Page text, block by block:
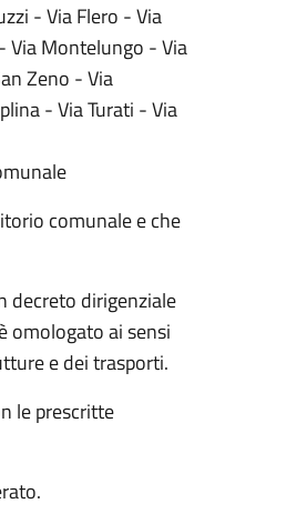
- Via Flero - Via
Via Montelungo - Via
Zeno - Via
- Via Turati - Via
comunale e che
decreto dirigenziale
omologato ai sensi
e dei trasporti.
le prescritte